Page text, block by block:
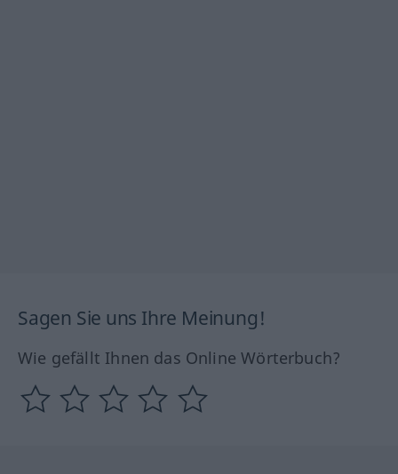
Sagen Sie uns Ihre Meinung!
Wie gefällt Ihnen das Online Wörterbuch?